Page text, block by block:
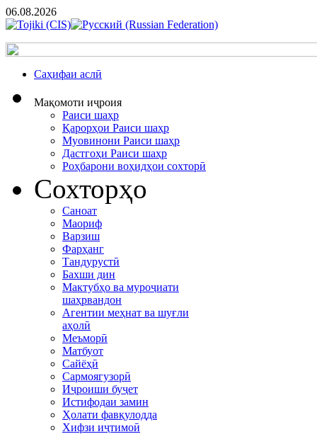
06.08.2026
Cаҳифаи аслӣ
Мақомоти иҷроия
Раиси шаҳр
Қарорҳои Раиси шаҳр
Муовинони Раиси шаҳр
Дастгоҳи Раиси шаҳр
Роҳбарони воҳидҳои сохторӣ
Сохторҳо
Саноат
Маориф
Варзиш
Фарҳанг
Тандурустӣ
Бахши дин
Мактубҳо ва муроҷиати
шаҳрвандон
Агентии меҳнат ва шуғли
аҳолӣ
Меъморӣ
Матбуот
Сайёҳӣ
Сармоягузорӣ
Иҷроиши буҷет
Истифодаи замин
Ҳолати фавқулодда
Хифзи иҷтимоӣ